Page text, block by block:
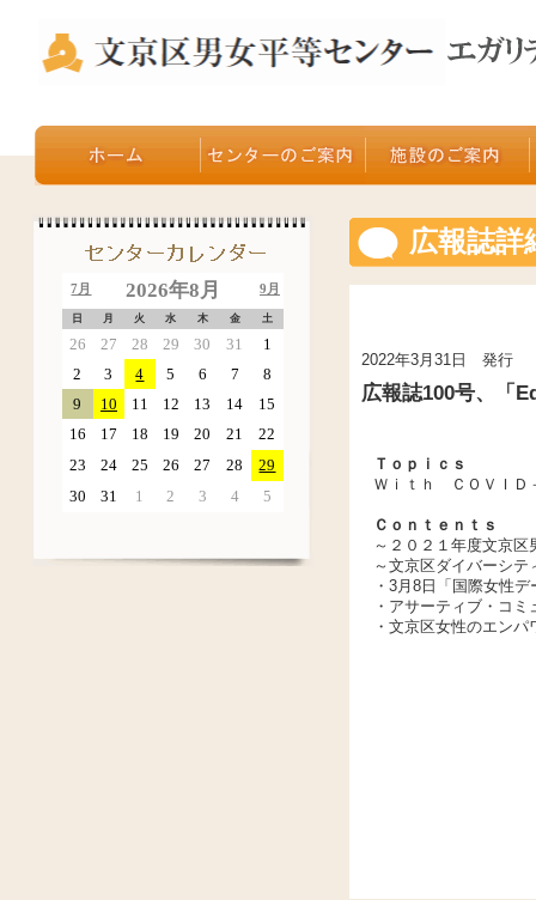
広報誌詳
2022年3月31日 発行
広報誌100号、「
Ｔｏｐｉｃｓ
Ｗｉｔｈ ＣＯＶＩ
Ｃｏｎｔｅｎｔｓ
～２０２１年度文京
～文京区ダイバーシテ
・3月8日「国際女性
・アサーティブ・コ
・文京区女性のエン
7月 2026年8月 9月
日 月 火 水 木 金 土
26 27 28 29 30 31
1
2
3 4 5 6 7
8
9
10 11 12 13 14
15
16
17 18 19 20 21
22
23
24 25 26 27 28
29
30
31 1 2 3 4 5